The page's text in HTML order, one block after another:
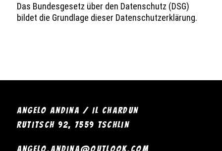
Das Bundesgesetz über den Datenschutz (DSG)
bildet die Grundlage dieser Datenschutzerklärung.
Angelo Andina / Il Chardun
Rutitsch 92, 7559 Tschlin
angelo.andina@outlook.com